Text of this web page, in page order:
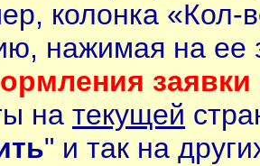
колонка «Кол-
нажимая на ее
заявки
на текущей
" и так на